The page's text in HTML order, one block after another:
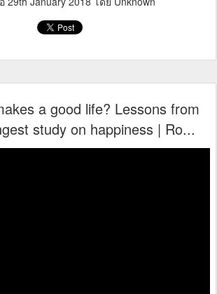
a good life? Lessons from
study on happiness | Ro...